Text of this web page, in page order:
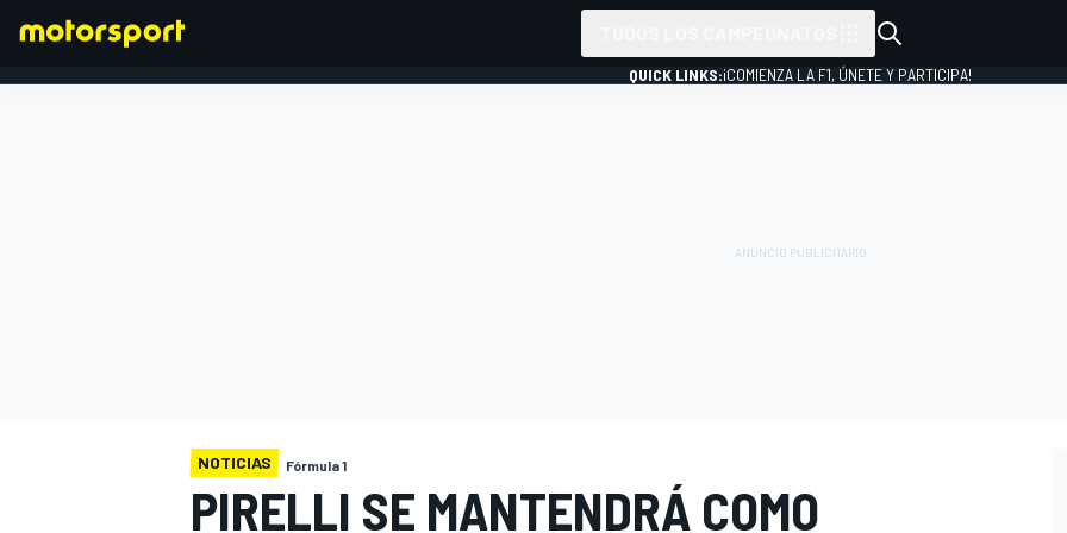
QUICK LINKS:¡COMIENZA LA F1, ÚNETE Y PARTICIPA!
NOTICIAS Fórmula 1
PIRELLI SE MANTENDRÁ COMO